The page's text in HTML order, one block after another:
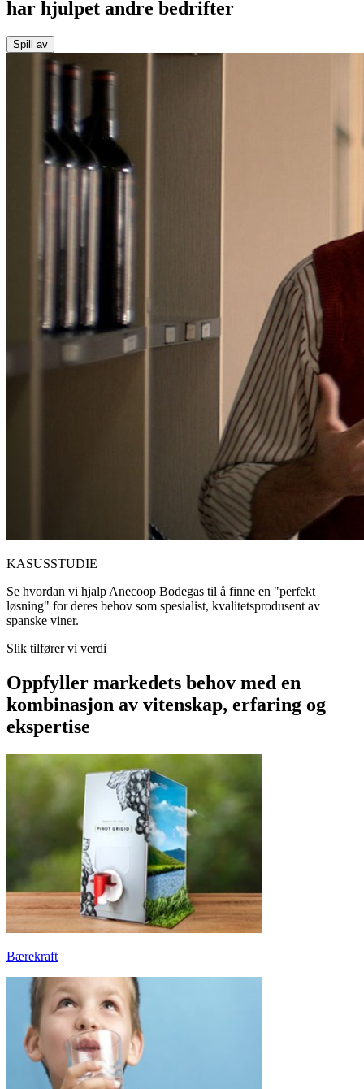
har hjulpet andre bedrifter
Spill av
KASUSSTUDIE
Se hvordan vi hjalp Anecoop Bodegas til å finne en "perfekt
løsning" for deres behov som spesialist, kvalitetsprodusent av
spanske viner.
Slik tilfører vi verdi
Oppfyller markedets behov med en
kombinasjon av vitenskap, erfaring og
ekspertise
Bærekraft